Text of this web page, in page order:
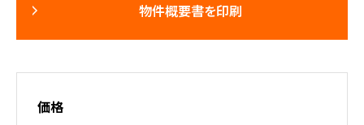
物件概要書を印刷
価格